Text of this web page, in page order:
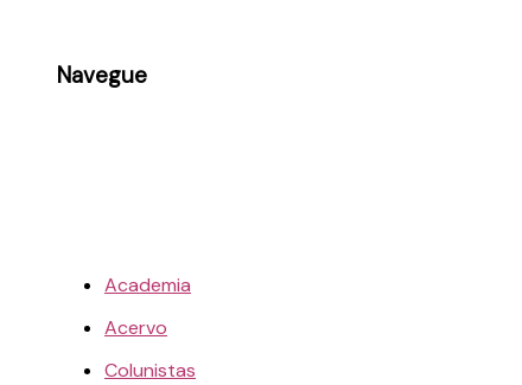
Navegue
Academia
Acervo
Colunistas